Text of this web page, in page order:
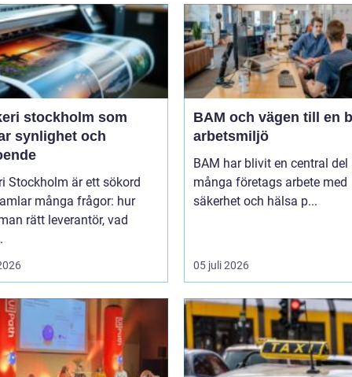
stockholm som
synlighet och
Stockholm är ett sökord
många frågor: hur
rätt leverantör, vad
BAM och vägen till en
arbetsmiljö
BAM har blivit en central del
många företags arbete med
säkerhet och hälsa p...
05 juli 2026